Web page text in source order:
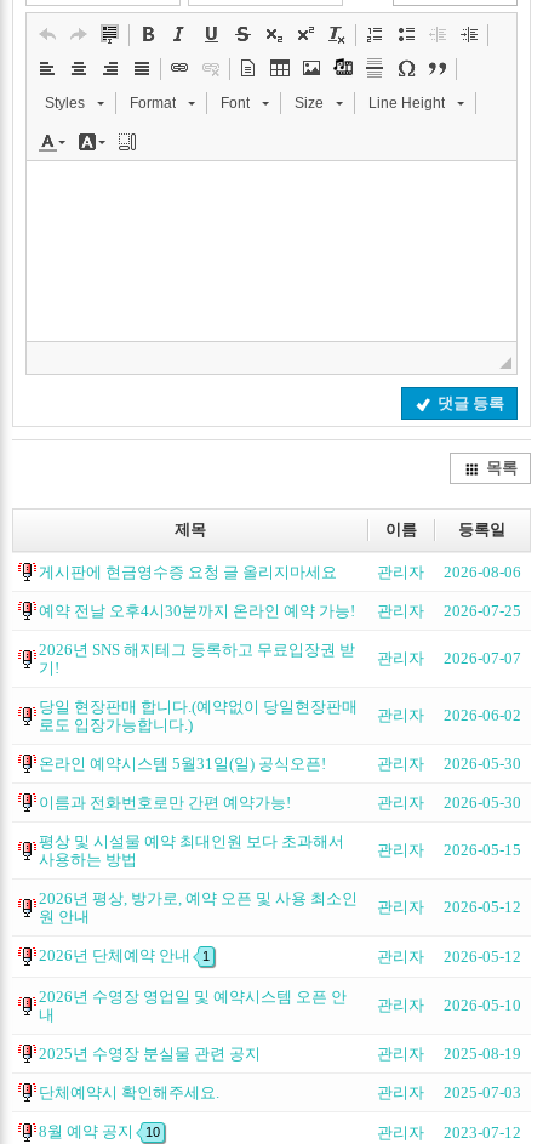
Styles Format Font Size Line Height
댓글 등록
목록
제목 이름 등록일
게시판에 현금영수증 요청 글 올리지마세요 관리자 2026-08-06
예약 전날 오후4시30분까지 온라인 예약 가능! 관리자 2026-07-25
2026년 SNS 해지테그 등록하고 무료입장권 받
기!
관리자 2026-07-07
당일 현장판매 합니다.(예약없이 당일현장판매
로도 입장가능합니다.)
관리자 2026-06-02
온라인 예약시스템 5월31일(일) 공식오픈! 관리자 2026-05-30
이름과 전화번호로만 간편 예약가능! 관리자 2026-05-30
평상 및 시설물 예약 최대인원 보다 초과해서
사용하는 방법
관리자 2026-05-15
2026년 평상, 방가로, 예약 오픈 및 사용 최소인
원 안내
관리자 2026-05-12
2026년 단체예약 안내 1 관리자 2026-05-12
2026년 수영장 영업일 및 예약시스템 오픈 안
내
관리자 2026-05-10
2025년 수영장 분실물 관련 공지 관리자 2025-08-19
단체예약시 확인해주세요. 관리자 2025-07-03
8월 예약 공지 10 관리자 2023-07-12